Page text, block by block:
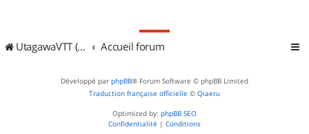
UtagawaVTT (Randos VTT et VTTAE avec traces GPS) Accueil forum
Développé par phpBB® Forum Software © phpBB Limited
Traduction française officielle © Qiaeru
Optimized by: phpBB SEO
Confidentialité | Conditions